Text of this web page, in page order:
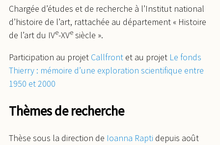
Chargée d’études et de recherche à l’Institut national
d’histoire de l’art, rattachée au département « Histoire
de l’art du IVe-XVe siècle ».
Participation au projet Callfront et au projet Le fonds
Thierry : mémoire d’une exploration scientifique entre
1950 et 2000
Thèmes de recherche
Thèse sous la direction de Ioanna Rapti depuis août